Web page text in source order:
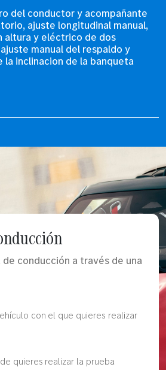
del conductor y acompañante
ajuste longitudinal manual,
altura y eléctrico de dos
manual del respaldo y
la inclinacion de la banqueta
conducción a través de una
con el que quieres realizar
quieres realizar la prueba